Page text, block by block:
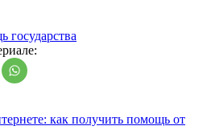
государства
как получить помощь от